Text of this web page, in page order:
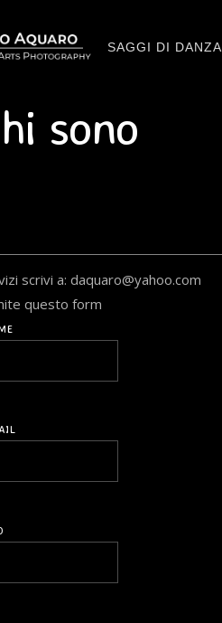
SAGGI DI DANZA
sono
scrivi a: daquaro@yahoo.com
questo form